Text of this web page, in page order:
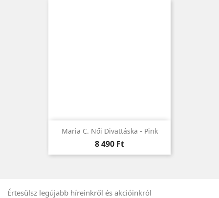
Maria C. Női Divattáska - Pink
Ár
8 490 Ft
Értesülsz legújabb híreinkről és akcióinkról